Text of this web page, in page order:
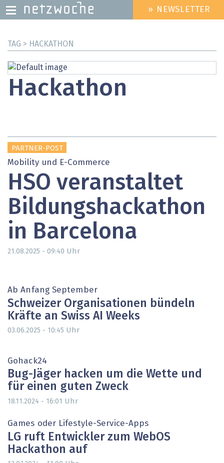
zum
HEADER
MENU
» NEWSLETTER
TAG > HACKATHON
Hackathon
PARTNER-POST
Mobility und E-Commerce
HSO veranstaltet
Bildungshackathon
in Barcelona
21.08.2025 - 09:40 Uhr
Ab Anfang September
Schweizer Organisationen bündeln
Kräfte an Swiss AI Weeks
03.06.2025 - 10:45 Uhr
Gohack24
Bug-Jäger hacken um die Wette und
für einen guten Zweck
18.11.2024 - 16:01 Uhr
Games oder Lifestyle-Service-Apps
LG ruft Entwickler zum WebOS
Hackathon auf